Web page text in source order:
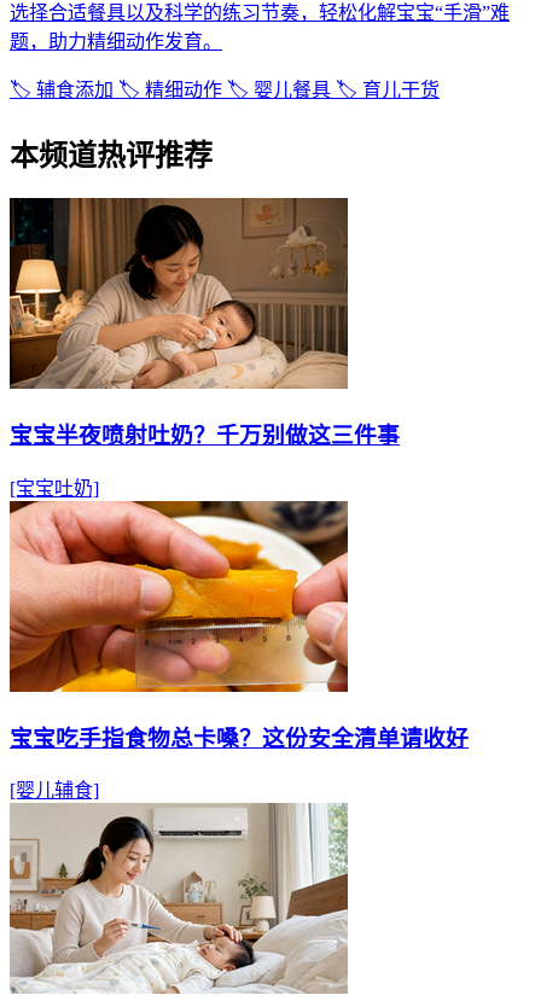
选择合适餐具以及科学的练习节奏，轻松化解宝宝“手滑”难
题，助力精细动作发育。
🏷️ 辅食添加 🏷️ 精细动作 🏷️ 婴儿餐具 🏷️ 育儿干货
本频道热评推荐
宝宝半夜喷射吐奶？千万别做这三件事
[宝宝吐奶]
宝宝吃手指食物总卡嗓？这份安全清单请收好
[婴儿辅食]